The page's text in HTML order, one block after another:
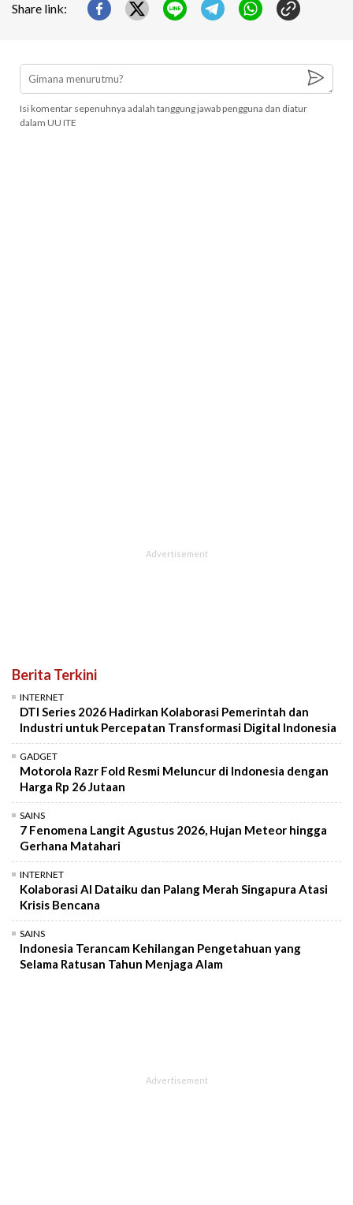
Share link:
Isi komentar sepenuhnya adalah tanggung jawab pengguna dan diatur
dalam UU ITE
Berita Terkini
INTERNET
DTI Series 2026 Hadirkan Kolaborasi Pemerintah dan
Industri untuk Percepatan Transformasi Digital Indonesia
GADGET
Motorola Razr Fold Resmi Meluncur di Indonesia dengan
Harga Rp 26 Jutaan
SAINS
7 Fenomena Langit Agustus 2026, Hujan Meteor hingga
Gerhana Matahari
INTERNET
Kolaborasi AI Dataiku dan Palang Merah Singapura Atasi
Krisis Bencana
SAINS
Indonesia Terancam Kehilangan Pengetahuan yang
Selama Ratusan Tahun Menjaga Alam